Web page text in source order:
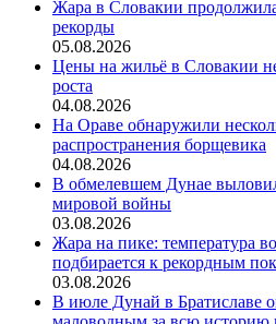
Жара в Словакии
рекорды
05.08.2026
Цены на жильё в Словакии
роста
04.08.2026
На Ораве обнаружили
распространения борщевика
04.08.2026
В обмелевшем Дунае
мировой войны
03.08.2026
Жара на пике: температура
подбирается к рекордным
03.08.2026
В июле Дунай в Братиславе